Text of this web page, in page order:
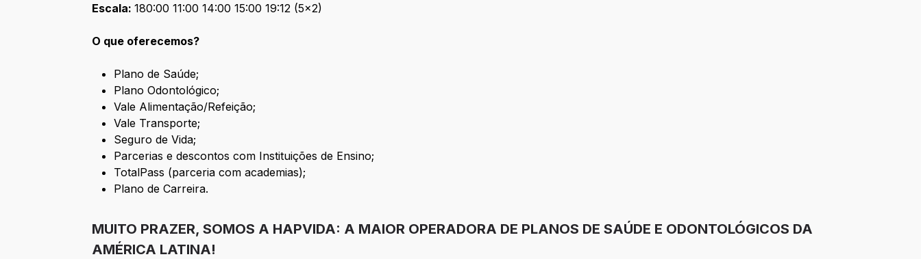
Escala:180:00 11:00 14:00 15:00 19:12 (5x2)
O que oferecemos?
Plano de Saúde;
Plano Odontológico;
Vale Alimentação/Refeição;
Vale Transporte;
Seguro de Vida;
Parcerias e descontos com Instituições de Ensino;
TotalPass (parceria com academias);
Plano de Carreira.
MUITO PRAZER, SOMOS A HAPVIDA: A MAIOR OPERADORA DE PLANOS DE SAÚDE E ODONTOLÓGICOS DA
AMÉRICA LATINA!